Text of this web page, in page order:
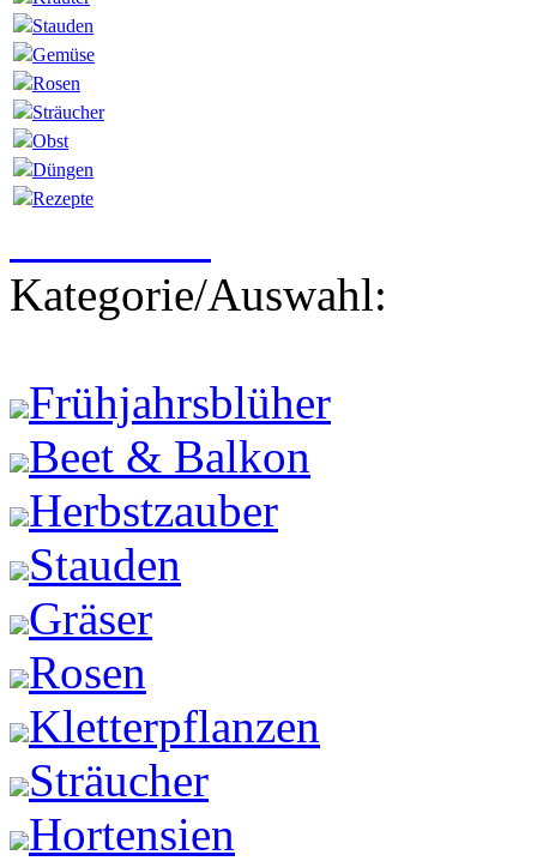
Stauden
Gemüse
Rosen
Sträucher
Obst
Düngen
Rezepte
Kategorie/Auswahl:
Frühjahrsblüher
Beet & Balkon
Herbstzauber
Stauden
Gräser
Rosen
Kletterpflanzen
Sträucher
Hortensien